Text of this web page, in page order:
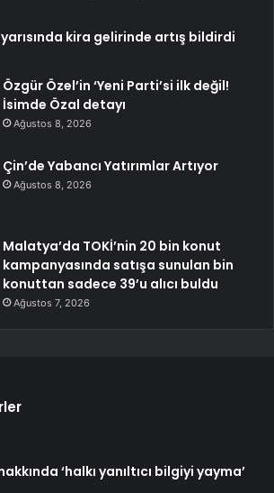
kira gelirinde artış bildirdi
Özgür Özel’in ‘Yeni Parti’si ilk değil!
İsimde Özal detayı
Ağustos 8, 2026
Çin’de Yabancı Yatırımlar Artıyor
Ağustos 8, 2026
Malatya’da TOKİ’nin 20 bin konut
kampanyasında satışa sunulan bin
konuttan sadece 39’u alıcı buldu
Ağustos 7, 2026
‘halkı yanıltıcı bilgiyi yayma’